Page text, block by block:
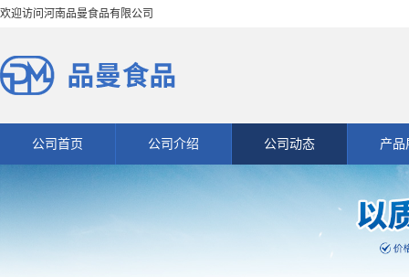
欢迎访问河南品曼食品有限公司
公司首页 公司介绍 公司动态 产品